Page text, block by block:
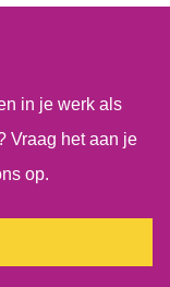
in je werk als
Vraag het aan je
op.